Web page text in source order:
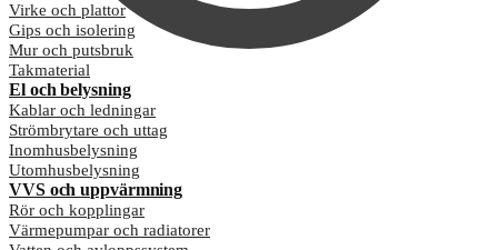
Virke och plattor
Gips och isolering
Mur och putsbruk
Takmaterial
El och belysning
Kablar och ledningar
Strömbrytare och uttag
Inomhusbelysning
Utomhusbelysning
VVS och uppvärmning
Rör och kopplingar
Värmepumpar och radiatorer